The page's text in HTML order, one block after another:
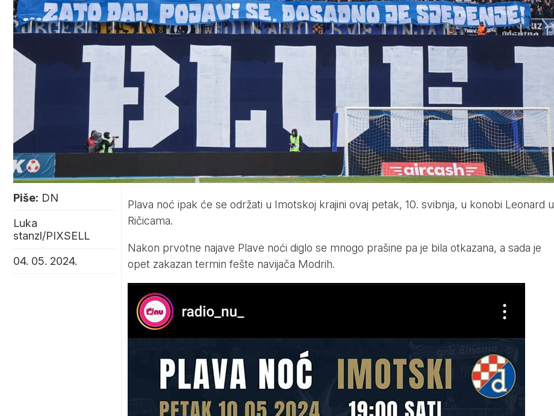
Piše: DN
Luka
stanzl/PIXSELL
04. 05. 2024.
Plava noć ipak će se održati u Imotskoj krajini ovaj petak, 10. svibnja, u konobi Leonard u
Ričicama.
Nakon prvotne najave Plave noći diglo se mnogo prašine pa je bila otkazana, a sada je
opet zakazan termin fešte navijača Modrih.